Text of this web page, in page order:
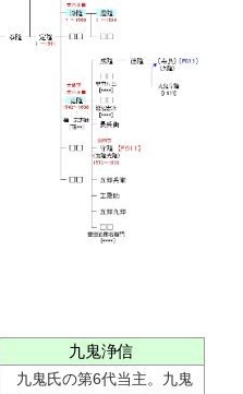
九鬼浄信
九鬼氏の第6代当主。九鬼